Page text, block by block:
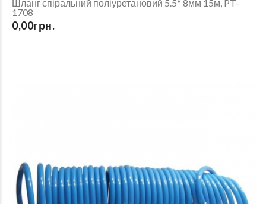
Шланг спіральний поліуретановий 5.5* 8мм 15м, PT-
1708
0,00грн.